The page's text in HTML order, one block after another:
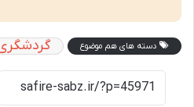
دسته های هم موضوع